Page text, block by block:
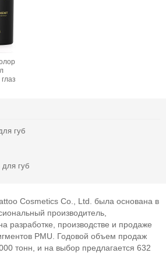
губ
губ
Cosmetics Co., Ltd. была основана в
производитель,
разработке, производстве и продаже
PMU. Годовой объем продаж
тонн, и на выбор предлагается 632